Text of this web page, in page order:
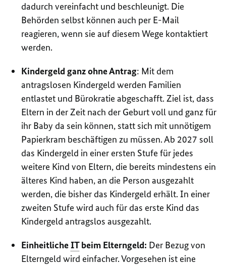
dadurch vereinfacht und beschleunigt. Die
Behörden selbst können auch per E-Mail
reagieren, wenn sie auf diesem Wege kontaktiert
werden.
Kindergeld ganz ohne Antrag: Mit dem
antragslosen Kindergeld werden Familien
entlastet und Bürokratie abgeschafft. Ziel ist, dass
Eltern in der Zeit nach der Geburt voll und ganz für
ihr Baby da sein können, statt sich mit unnötigem
Papierkram beschäftigen zu müssen. Ab 2027 soll
das Kindergeld in einer ersten Stufe für jedes
weitere Kind von Eltern, die bereits mindestens ein
älteres Kind haben, an die Person ausgezahlt
werden, die bisher das Kindergeld erhält. In einer
zweiten Stufe wird auch für das erste Kind das
Kindergeld antragslos ausgezahlt.
EinheitlicheITbeim Elterngeld: Der Bezug von
Elterngeld wird einfacher. Vorgesehen ist eine